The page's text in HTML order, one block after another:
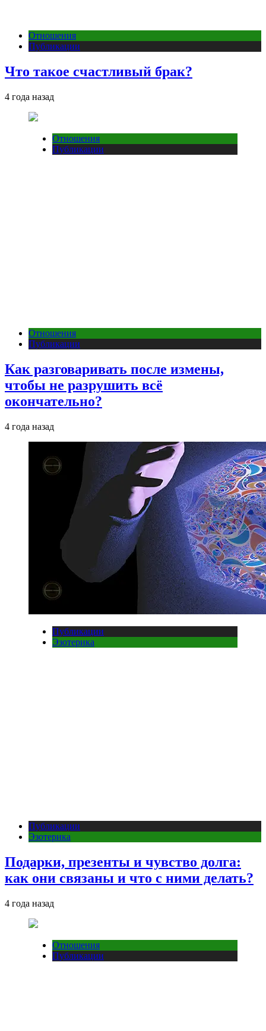
Отношения
Публикации
Что такое счастливый брак?
4 года назад
Отношения
Публикации
Отношения
Публикации
Как разговаривать после измены,
чтобы не разрушить всё
окончательно?
4 года назад
Публикации
Эзотерика
Публикации
Эзотерика
Подарки, презенты и чувство долга:
как они связаны и что с ними делать?
4 года назад
Отношения
Публикации